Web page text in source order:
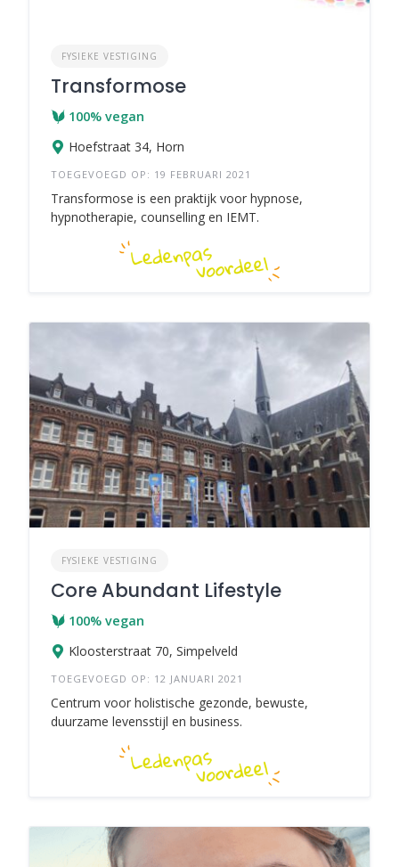
FYSIEKE VESTIGING
Transformose
100% vegan
Hoefstraat 34, Horn
TOEGEVOEGD OP: 19 FEBRUARI 2021
Transformose is een praktijk voor hypnose,
hypnotherapie, counselling en IEMT.
FYSIEKE VESTIGING
Core Abundant Lifestyle
100% vegan
Kloosterstraat 70, Simpelveld
TOEGEVOEGD OP: 12 JANUARI 2021
Centrum voor holistische gezonde, bewuste,
duurzame levensstijl en business.